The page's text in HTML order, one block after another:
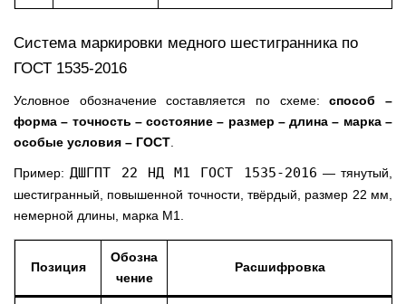
Система маркировки медного шестигранника по
ГОСТ 1535-2016
Условное обозначение составляется по схеме:способ –
форма – точность – состояние – размер – длина – марка –
особые условия – ГОСТ
Пример: ДШГПТ 22 НД М1 ГОСТ 1535-2016 — тянутый,
шестигранный, повышенной точности, твёрдый, размер 22 мм,
немерной длины, марка М1.
Позиция
Обозна
чение
Расшифровка